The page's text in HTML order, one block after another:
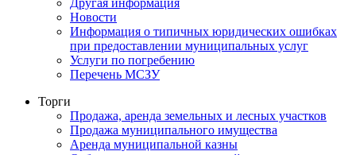
Новости
Информация о типичных юридических ошибках
при предоставлении муниципальных услуг
Услуги по погребению
Перечень МСЗУ
Торги
Продажа, аренда земельных и лесных участков
Продажа муниципального имущества
Аренда муниципальной казны